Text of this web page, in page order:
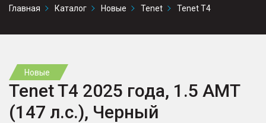
Главная
Каталог Новые Tenet Tenet T4
Новые
Tenet T4 2025 года, 1.5 AMT
(147 л.с.), Черный